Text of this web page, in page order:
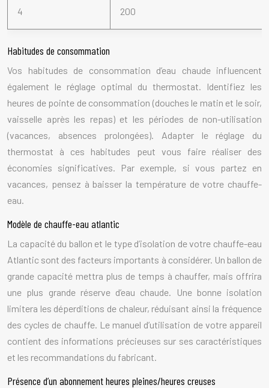
4 200
Habitudes de consommation
Vos habitudes de consommation d’eau chaude influencent
également le réglage optimal du thermostat. Identifiez les
heures de pointe de consommation (douches le matin et le soir,
vaisselle après les repas) et les périodes de non-utilisation
(vacances, absences prolongées). Adapter le réglage du
thermostat à ces habitudes peut vous faire réaliser des
économies significatives. Par exemple, si vous partez en
vacances, pensez à baisser la température de votre chauffe-
eau.
Modèle de chauffe-eau atlantic
La capacité du ballon et le type d’isolation de votre chauffe-eau
Atlantic sont des facteurs importants à considérer. Un ballon de
grande capacité mettra plus de temps à chauffer, mais offrira
une plus grande réserve d’eau chaude. Une bonne isolation
limitera les déperditions de chaleur, réduisant ainsi la fréquence
des cycles de chauffe. Le manuel d’utilisation de votre appareil
contient des informations précieuses sur ses caractéristiques
et les recommandations du fabricant.
Présence d’un abonnement heures pleines/heures creuses